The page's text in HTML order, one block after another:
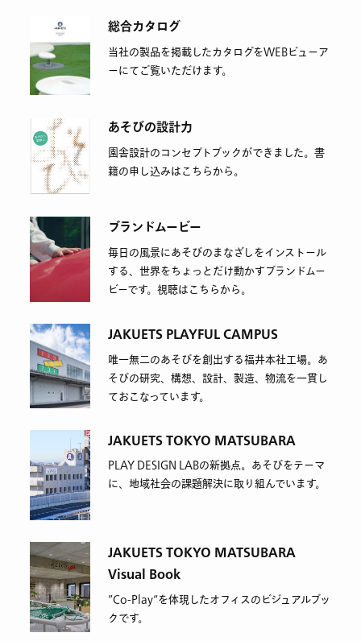
総合カタログ
当社の製品を掲載したカタログをWEBビューア
ーにてご覧いただけます。
あそびの設計力
園舎設計のコンセプトブックができました。書
籍の申し込みはこちらから。
ブランドムービー
毎日の風景にあそびのまなざしをインストール
する、世界をちょっとだけ動かすブランドムー
ビーです。視聴はこちらから。
JAKUETS PLAYFUL CAMPUS
唯一無二のあそびを創出する福井本社工場。あ
そびの研究、構想、設計、製造、物流を一貫し
ておこなっています。
JAKUETS TOKYO MATSUBARA
PLAY DESIGN LABの新拠点。あそびをテーマ
に、地域社会の課題解決に取り組んでいます。
JAKUETS TOKYO MATSUBARA
Visual Book
”Co-Play“を体現したオフィスのビジュアルブッ
クです。